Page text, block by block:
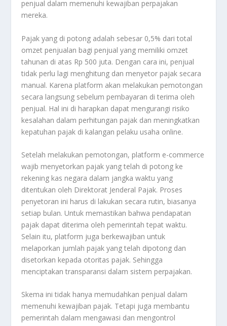
penjual dalam memenuhi kewajiban perpajakan
mereka.
Pajak yang di potong adalah sebesar 0,5% dari total
omzet penjualan bagi penjual yang memiliki omzet
tahunan di atas Rp 500 juta. Dengan cara ini, penjual
tidak perlu lagi menghitung dan menyetor pajak secara
manual. Karena platform akan melakukan pemotongan
secara langsung sebelum pembayaran di terima oleh
penjual. Hal ini di harapkan dapat mengurangi risiko
kesalahan dalam perhitungan pajak dan meningkatkan
kepatuhan pajak di kalangan pelaku usaha online.
Setelah melakukan pemotongan, platform e-commerce
wajib menyetorkan pajak yang telah di potong ke
rekening kas negara dalam jangka waktu yang
ditentukan oleh Direktorat Jenderal Pajak. Proses
penyetoran ini harus di lakukan secara rutin, biasanya
setiap bulan. Untuk memastikan bahwa pendapatan
pajak dapat diterima oleh pemerintah tepat waktu.
Selain itu, platform juga berkewajiban untuk
melaporkan jumlah pajak yang telah dipotong dan
disetorkan kepada otoritas pajak. Sehingga
menciptakan transparansi dalam sistem perpajakan.
Skema ini tidak hanya memudahkan penjual dalam
memenuhi kewajiban pajak. Tetapi juga membantu
pemerintah dalam mengawasi dan mengontrol